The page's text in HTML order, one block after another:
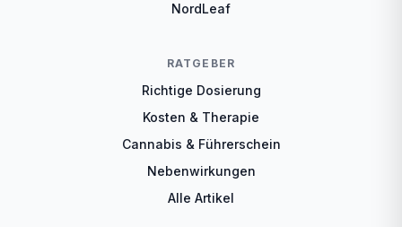
NordLeaf
RATGEBER
Richtige Dosierung
Kosten & Therapie
Cannabis & Führerschein
Nebenwirkungen
Alle Artikel